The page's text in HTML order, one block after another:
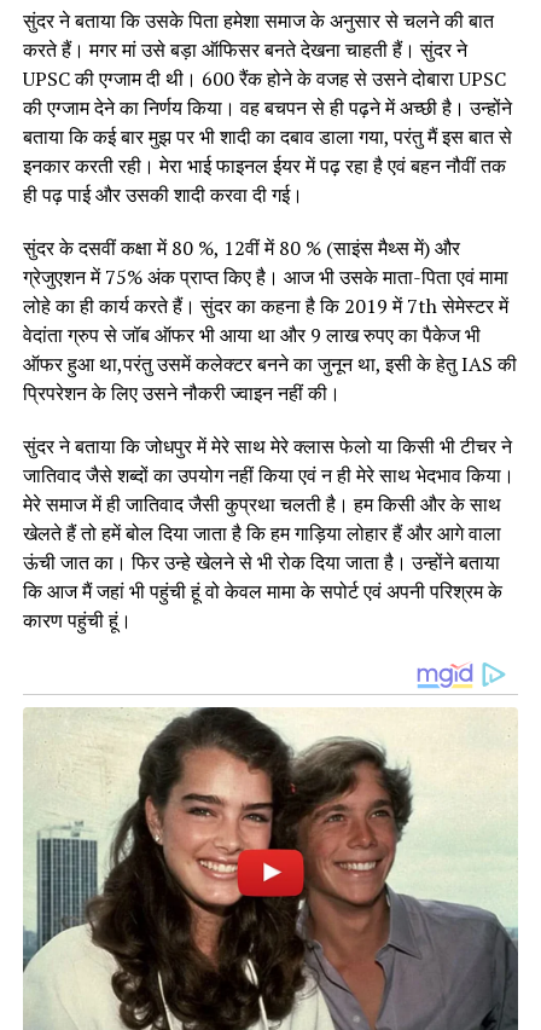
सुंदर ने बताया कि उसके पिता हमेशा समाज के अनुसार से चलने की बात
करते हैं। मगर मां उसे बड़ा ऑफिसर बनते देखना चाहती हैं। सुंदर ने
UPSC की एग्जाम दी थी। 600 रैंक होने के वजह से उसने दोबारा UPSC
की एग्जाम देने का निर्णय किया। वह बचपन से ही पढ़ने में अच्छी है। उन्होंने
बताया कि कई बार मुझ पर भी शादी का दबाव डाला गया, परंतु मैं इस बात से
इनकार करती रही। मेरा भाई फाइनल ईयर में पढ़ रहा है एवं बहन नौवीं तक
ही पढ़ पाई और उसकी शादी करवा दी गई।
सुंदर के दसवीं कक्षा में 80 %, 12वीं में 80 % (साइंस मैथ्स में) और
ग्रेजुएशन में 75% अंक प्राप्त किए है। आज भी उसके माता-पिता एवं मामा
लोहे का ही कार्य करते हैं। सुंदर का कहना है कि 2019 में 7th सेमेस्टर में
वेदांता ग्रुप से जॉब ऑफर भी आया था और 9 लाख रुपए का पैकेज भी
ऑफर हुआ था,परंतु उसमें कलेक्टर बनने का जुनून था, इसी के हेतु IAS की
प्रिपरेशन के लिए उसने नौकरी ज्वाइन नहीं की।
सुंदर ने बताया कि जोधपुर में मेरे साथ मेरे क्लास फेलो या किसी भी टीचर ने
जातिवाद जैसे शब्दों का उपयोग नहीं किया एवं न ही मेरे साथ भेदभाव किया।
मेरे समाज में ही जातिवाद जैसी कुप्रथा चलती है। हम किसी और के साथ
खेलते हैं तो हमें बोल दिया जाता है कि हम गाड़िया लोहार हैं और आगे वाला
ऊंची जात का। फिर उन्हे खेलने से भी रोक दिया जाता है। उन्होंने बताया
कि आज मैं जहां भी पहुंची हूं वो केवल मामा के सपोर्ट एवं अपनी परिश्रम के
कारण पहुंची हूं।